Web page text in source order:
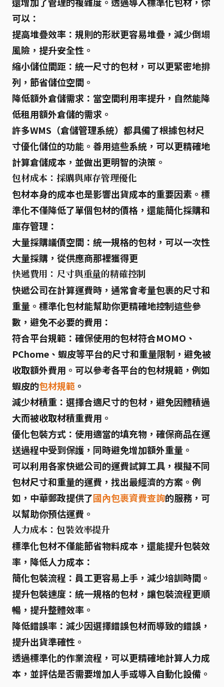
可以：
提高堆疊效率 ：規則的形狀更容易堆疊，減少倒塌
風險，提升安全性。
縮小儲位間距 ：統一尺寸的包材，可以更緊密地排
列，節省儲位空間。
降低額外倉儲需求 ：當空間利用率提升，自然能降
低租用額外倉儲的需求。
許多WMS（倉儲管理系統）都具備了根據包材尺
寸優化儲位的功能。善用這些系統，可以更精確地
計算倉儲成本，並做出更明智的決策。
包材成本：採購與庫存管理優化
包材本身的成本也是影響出貨成本的重要因素。 標
準化不僅降低了單個包材的價格，還能簡化採購和
庫存管理：
大量採購議價空間 ：統一規格的包材，可以一次性
大量採購，從供應商那裡獲得更
快遞費用：尺寸與重量的精確控制
快遞公司在計算運費時，通常會考量包裹的尺寸和
重量。 標準化包材能幫助你更精確地控制這些參
數，避免不必要的費用：
符合平台規範 ：確保使用的包材符合MOMO、
PChome、蝦皮等平台的尺寸和重量限制，避免被
收取額外費用。可以參考各平台的包材規範，例如
蝦皮的包材規範 。
減少材積重 ：選擇合適尺寸的包材，避免因體積過
大而被收取材積重費用。
優化包裝方式 ：使用適當的填充物，確保商品在運
送過程中受到保護，同時避免增加額外重量。
可以利用各家快遞公司的運費試算工具，模擬不同
包材尺寸和重量的運費，找出最經濟的方案。例
如，中華郵政提供了國內包裹資費查詢的服務，可
以幫助你預估運費。
人力成本：包裝效率提升
標準化包材不僅能節省物料成本，還能提升包裝效
率，降低人力成本：
簡化包裝流程 ：員工更容易上手，減少培訓時間。
提升包裝速度 ：統一規格的包材，讓包裝流程更順
暢，提升整體效率。
降低錯誤率 ：減少因選擇錯誤包材而導致的錯誤，
提升出貨準確性。
透過標準化的作業流程，可以更精確地計算人力成
本，並評估是否需要增加人手或導入自動化設備。